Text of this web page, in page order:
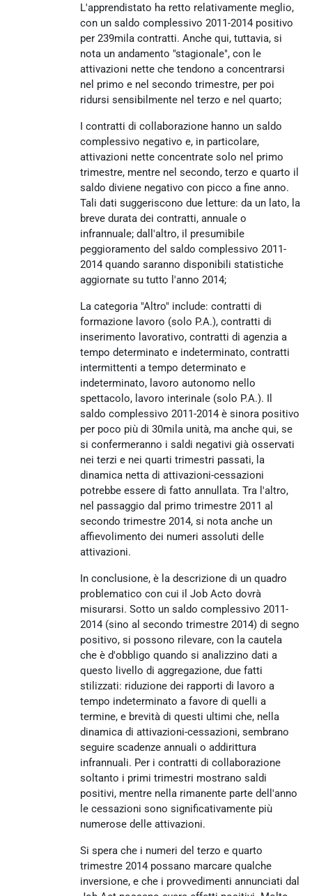
L'apprendistato ha retto relativamente meglio,
con un saldo complessivo 2011-2014 positivo
per 239mila contratti. Anche qui, tuttavia, si
nota un andamento "stagionale", con le
attivazioni nette che tendono a concentrarsi
nel primo e nel secondo trimestre, per poi
ridursi sensibilmente nel terzo e nel quarto;
I contratti di collaborazione hanno un saldo
complessivo negativo e, in particolare,
attivazioni nette concentrate solo nel primo
trimestre, mentre nel secondo, terzo e quarto il
saldo diviene negativo con picco a fine anno.
Tali dati suggeriscono due letture: da un lato, la
breve durata dei contratti, annuale o
infrannuale; dall'altro, il presumibile
peggioramento del saldo complessivo 2011-
2014 quando saranno disponibili statistiche
aggiornate su tutto l'anno 2014;
La categoria "Altro" include: contratti di
formazione lavoro (solo P.A.), contratti di
inserimento lavorativo, contratti di agenzia a
tempo determinato e indeterminato, contratti
intermittenti a tempo determinato e
indeterminato, lavoro autonomo nello
spettacolo, lavoro interinale (solo P.A.). Il
saldo complessivo 2011-2014 è sinora positivo
per poco più di 30mila unità, ma anche qui, se
si confermeranno i saldi negativi già osservati
nei terzi e nei quarti trimestri passati, la
dinamica netta di attivazioni-cessazioni
potrebbe essere di fatto annullata. Tra l'altro,
nel passaggio dal primo trimestre 2011 al
secondo trimestre 2014, si nota anche un
affievolimento dei numeri assoluti delle
attivazioni.
In conclusione, è la descrizione di un quadro
problematico con cui il Job Acto dovrà
misurarsi. Sotto un saldo complessivo 2011-
2014 (sino al secondo trimestre 2014) di segno
positivo, si possono rilevare, con la cautela
che è d'obbligo quando si analizzino dati a
questo livello di aggregazione, due fatti
stilizzati: riduzione dei rapporti di lavoro a
tempo indeterminato a favore di quelli a
termine, e brevità di questi ultimi che, nella
dinamica di attivazioni-cessazioni, sembrano
seguire scadenze annuali o addirittura
infrannuali. Per i contratti di collaborazione
soltanto i primi trimestri mostrano saldi
positivi, mentre nella rimanente parte dell'anno
le cessazioni sono significativamente più
numerose delle attivazioni.
Si spera che i numeri del terzo e quarto
trimestre 2014 possano marcare qualche
inversione, e che i provvedimenti annunciati dal